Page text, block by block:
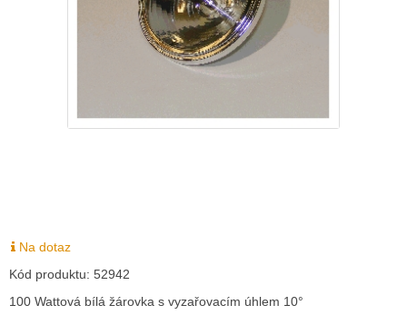
Na dotaz
Kód produktu: 52942
100 Wattová bílá žárovka s vyzařovacím úhlem 10°